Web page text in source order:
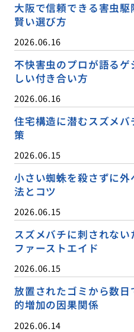
大阪で信頼できる害虫
賢い選び方
2026.06.16
不快害虫のプロが語る
しい付き合い方
2026.06.16
住宅構造に潜むスズメ
策
2026.06.15
小さい蜘蛛を殺さずに
法とコツ
2026.06.15
スズメバチに刺されな
ファーストエイド
2026.06.15
放置されたゴミから数
的増加の因果関係
2026.06.14